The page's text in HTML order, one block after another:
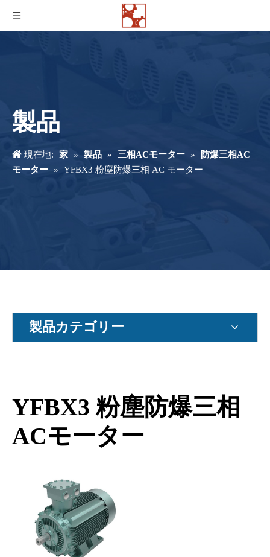
製品
現在地: 家 » 製品 » 三相ACモーター »
防爆三相AC
モーター » YFBX3 粉塵防爆三相 AC モーター
製品カテゴリー
YFBX3 粉塵防爆三相
ACモーター